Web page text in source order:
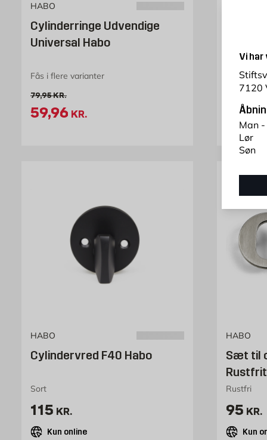
Vi
7120
Man -
Lør
Søn
HABO
Cylinderringe Udvendige
Universal Habo
Fås i flere varianter
Gammel pris 79.95 kr. /stk
79,95KR.
Tilbudspris 59.96 kr. /stk
59,96 KR.
Børstet
Pris
219
HABO
Cylindervred F40 Habo
Sort
Pris 115 kr. /stk
115 KR.
Kun online
HABO
Sæt til
Rustfri
Pris
95 KR.
Kun